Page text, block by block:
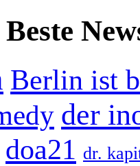
Berlin ist
der
doa21 dr.